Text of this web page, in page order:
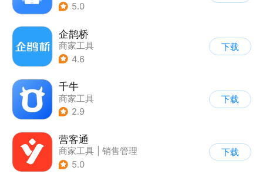
5.0
企鹊桥
商家工具
4.6
下载
千牛
商家工具
2.9
下载
营客通
商家工具
销售管理
5.0
下载